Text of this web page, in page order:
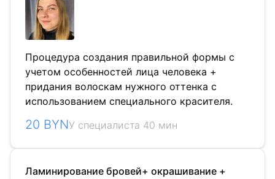
Процедура создания правильной формы с
учетом особенностей лица человека +
придания волоскам нужного оттенка с
использованием специального красителя.
20 BYNУ специалиста 40 мин
Ламинирование бровей+ окрашивание +